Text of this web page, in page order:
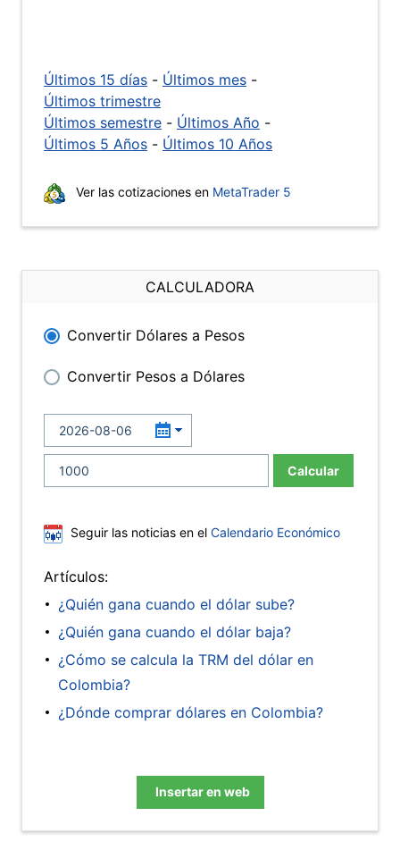
Últimos 15 días - Últimos mes -
Últimos trimestre
Últimos semestre - Últimos Año -
Últimos 5 Años - Últimos 10 Años
Ver las cotizaciones en MetaTrader 5
CALCULADORA
Convertir Dólares a Pesos
Convertir Pesos a Dólares
Calcular
Seguir las noticias en el Calendario Económico
Artículos:
¿Quién gana cuando el dólar sube?
¿Quién gana cuando el dólar baja?
¿Cómo se calcula la TRM del dólar en
Colombia?
¿Dónde comprar dólares en Colombia?
Insertar en web